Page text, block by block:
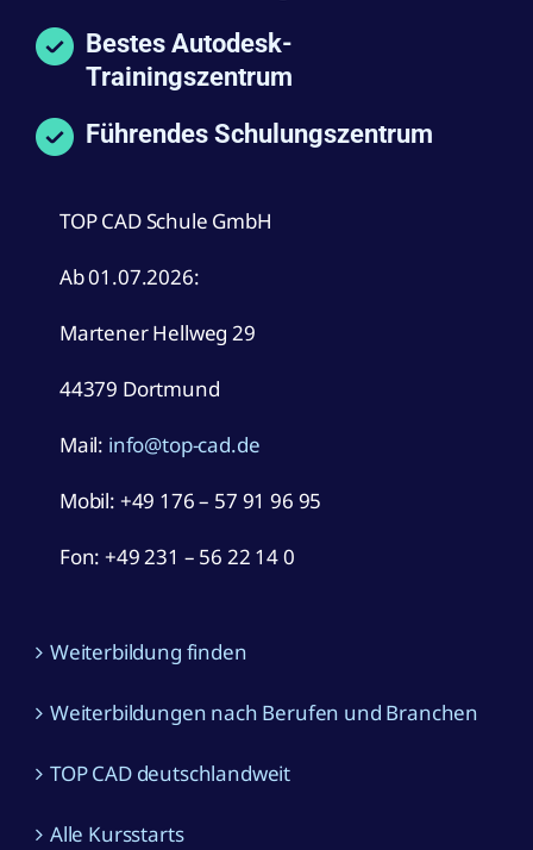
Führendes Schulungszentrum
TOP CAD Schule GmbH
Ab 01.07.2026:
Martener Hellweg 29
44379 Dortmund
Mail:info@top-cad.de
Mobil:+49 176 – 57 91 96 95
Fon: +49 231 – 56 22 14 0
Weiterbildungen nach Berufen und Branchen
TOP CAD deutschlandweit
Alle Kursstarts
Blog